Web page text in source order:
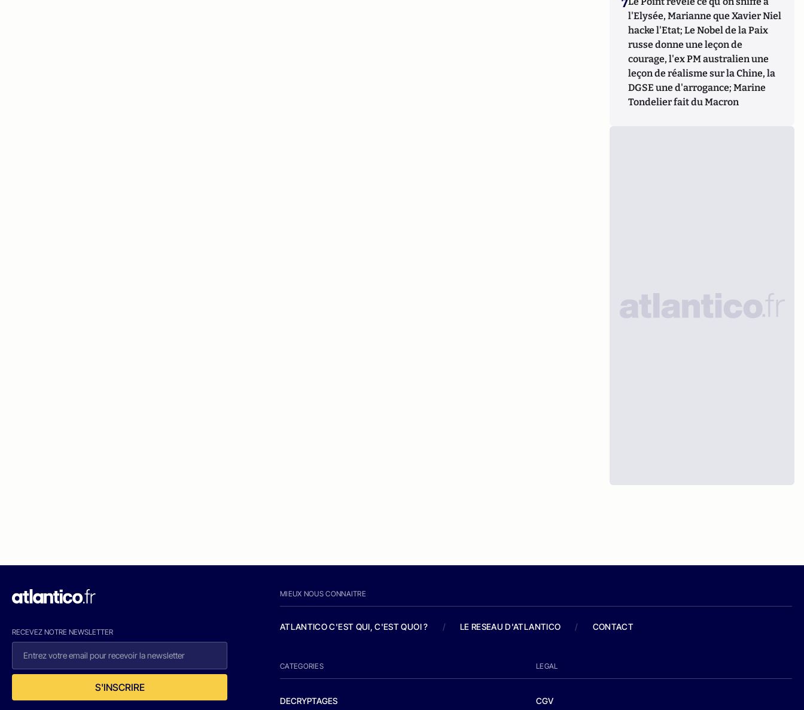
7
l'Elysée, Marianne que Xavier Niel
hacke l'Etat; Le Nobel de la Paix
russe donne une leçon de
courage, l'ex PM australien une
leçon de réalisme sur la Chine, la
DGSE une d'arrogance; Marine
Tondelier fait du Macron
RECEVEZ NOTRE NEWSLETTER
S'INSCRIRE
MIEUX NOUS CONNAITRE
ATLANTICO C'EST QUI, C'EST QUOI ? / LE RESEAU D'ATLANTICO / CONTACT
CATEGORIES
DECRYPTAGES
LEGAL
CGV